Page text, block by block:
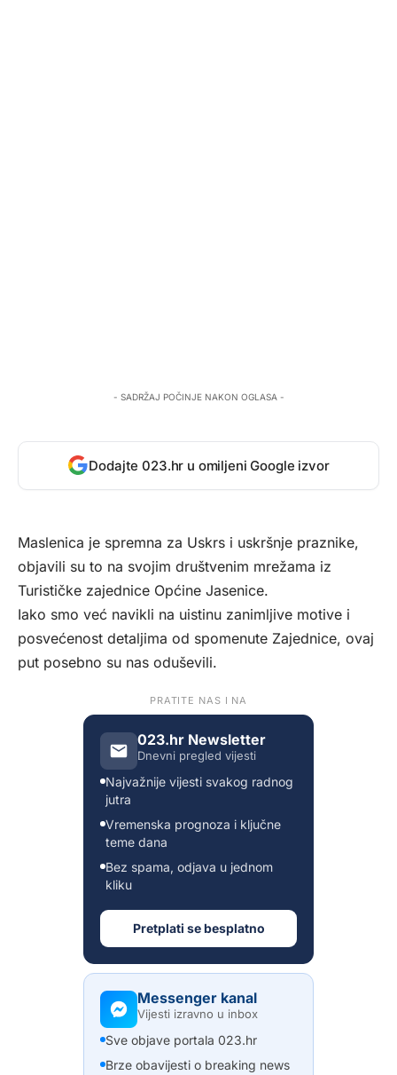
- SADRŽAJ POČINJE NAKON OGLASA -
Dodajte 023.hr u omiljeni Google izvor
Maslenica je spremna za Uskrs i uskršnje praznike,
objavili su to na svojim društvenim mrežama iz
Turističke zajednice Općine Jasenice.
Iako smo već navikli na uistinu zanimljive motive i
posvećenost detaljima od spomenute Zajednice, ovaj
put posebno su nas oduševili.
PRATITE NAS I NA
023.hr Newsletter
Dnevni pregled vijesti
Najvažnije vijesti svakog radnog
jutra
Vremenska prognoza i ključne
teme dana
Bez spama, odjava u jednom
kliku
Pretplati se besplatno
Messenger kanal
Vijesti izravno u inbox
Sve objave portala 023.hr
Brze obavijesti o breaking news